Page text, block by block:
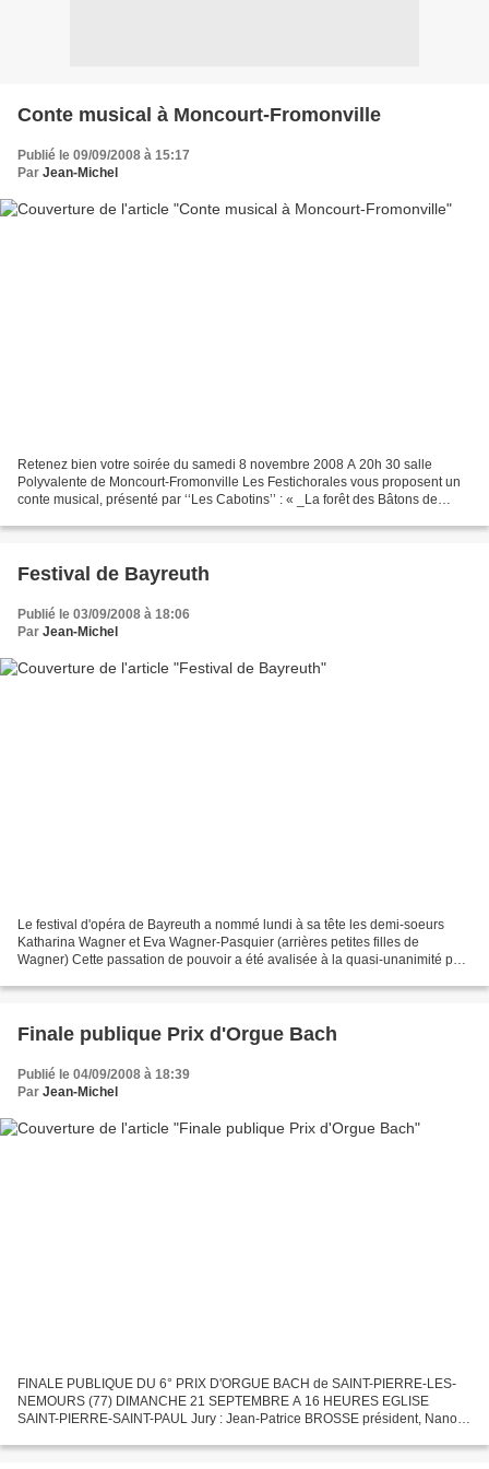
Conte musical à Moncourt-Fromonville
Publié le 09/09/2008 à 15:17
Par Jean-Michel
Retenez bien votre soirée du samedi 8 novembre 2008 A 20h 30 salle
Polyvalente de Moncourt-Fromonville Les Festichorales vous proposent un
conte musical, présenté par ‘‘Les Cabotins’’ : « _La forêt des Bâtons de
Festival de Bayreuth
Publié le 03/09/2008 à 18:06
Par Jean-Michel
Le festival d'opéra de Bayreuth a nommé lundi à sa tête les demi-soeurs
Katharina Wagner et Eva Wagner-Pasquier (arrières petites filles de
Wagner) Cette passation de pouvoir a été avalisée à la quasi-unanimité par
Finale publique Prix d'Orgue Bach
Publié le 04/09/2008 à 18:39
Par Jean-Michel
FINALE PUBLIQUE DU 6° PRIX D'ORGUE BACH de SAINT-PIERRE-LES-
NEMOURS (77) DIMANCHE 21 SEPTEMBRE A 16 HEURES EGLISE
SAINT-PIERRE-SAINT-PAUL Jury : Jean-Patrice BROSSE président, Nanon